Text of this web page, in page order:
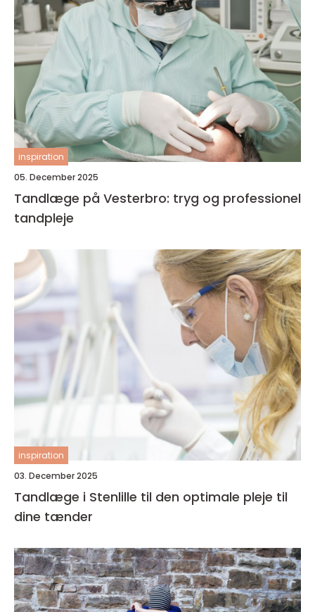
inspiration
05. December 2025
Tandlæge på Vesterbro: tryg og professionel
tandpleje
inspiration
03. December 2025
Tandlæge i Stenlille til den optimale pleje til
dine tænder